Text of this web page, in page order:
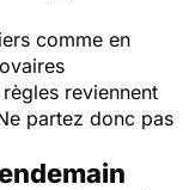
comme en
reviennent
partez donc pas